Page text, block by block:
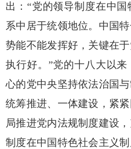
出：“党的领导制度在中
系中居于统领地位。中国
势能不能发挥好，关键在
执行好。”党的十八大以
心的党中央坚持依法治国
统筹推进、一体建设，紧
局推进党内法规制度建设
制度在中国特色社会主义